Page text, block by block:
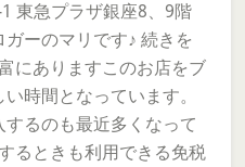
東急プラザ銀座8、9階
ーのマリです♪ 続きを
にありますこのお店をブ
時間となっています。
るのも最近多くなって
るときも利用できる免税